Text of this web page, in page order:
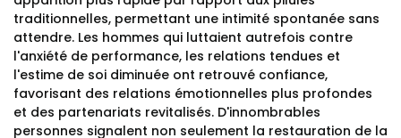
traditionnelles, permettant une intimité spontanée sans
attendre. Les hommes qui luttaient autrefois contre
l'anxiété de performance, les relations tendues et
l'estime de soi diminuée ont retrouvé confiance,
favorisant des relations émotionnelles plus profondes
et des partenariats revitalisés. D'innombrables
personnes signalent non seulement la restauration de la